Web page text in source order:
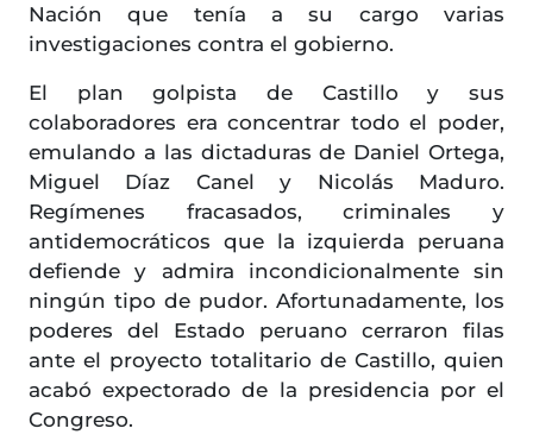
Nación que tenía a su cargo varias
investigaciones contra el gobierno.
El plan golpista de Castillo y sus
colaboradores era concentrar todo el poder,
emulando a las dictaduras de Daniel Ortega,
Miguel Díaz Canel y Nicolás Maduro.
Regímenes fracasados, criminales y
antidemocráticos que la izquierda peruana
defiende y admira incondicionalmente sin
ningún tipo de pudor. Afortunadamente, los
poderes del Estado peruano cerraron filas
ante el proyecto totalitario de Castillo, quien
acabó expectorado de la presidencia por el
Congreso.